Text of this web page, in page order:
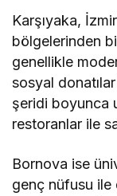
Karşıyaka,
bölgelerinden
genellikle
sosyal
şeridi boyunca
restoranlar ile
Bornova ise
genç nüfusu ile